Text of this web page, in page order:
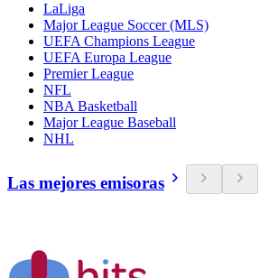
LaLiga
Major League Soccer (MLS)
UEFA Champions League
UEFA Europa League
Premier League
NFL
NBA Basketball
Major League Baseball
NHL
Las mejores emisoras